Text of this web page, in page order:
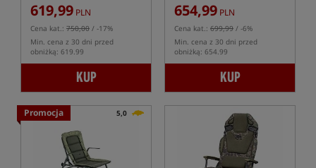
619,99 PLN
Cena kat.: 750,00 / -17%
Min. cena z 30 dni przed
obniżką: 619.99
KUP
654,99 PLN
Cena kat.: 699,99 / -6%
Min. cena z 30 dni przed
obniżką: 654.99
KUP
Promocja 5,0